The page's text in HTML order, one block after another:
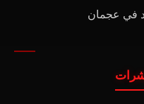
في عجمان